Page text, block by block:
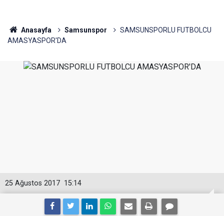
Anasayfa Samsunspor
SAMSUNSPORLU FUTBOLCU
AMASYASPOR'DA
15:14
25 Ağustos 2017